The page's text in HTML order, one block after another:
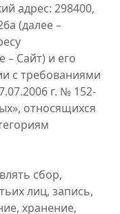
адрес: 298400,
(далее –
– Сайт) и его
с требованиями
г. № 152-
относящихся
сбор,
лиц, запись,
хранение,